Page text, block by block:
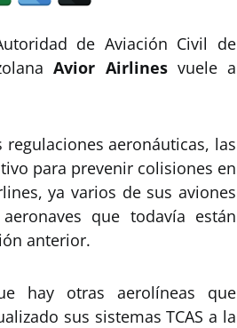
de Aviación Civil de
Avior Airlinesvuele a
aeronáuticas, las
para prevenir colisiones en
ya varios de sus aviones
que todavía están
anterior.
hay otras aerolíneas que
sus sistemas TCAS a la